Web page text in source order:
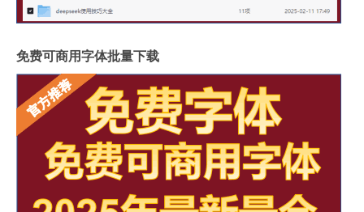
免费可商用字体批量下载